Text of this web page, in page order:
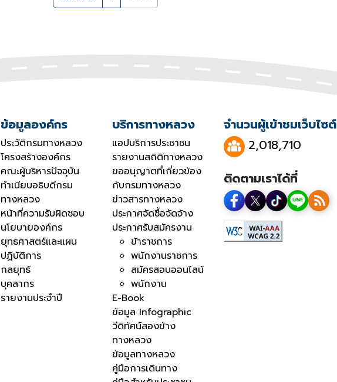
ข้อมูลองค์กร
ประวัติกรมทางหลวง
โครงสร้างองค์กร
คณะผู้บริหารปัจจุบัน
ทำเนียบอธิบดีกรม
ทางหลวง
หน้าที่ความรับผิดชอบ
นโยบายองค์กร
ยุทธศาสตร์และแผน
ปฏิบัติการ
กลยุทธ์
บุคลากร
รายงานประจำปี
บริการทางหลวง
แอปบริการประชาชน
รายงานสถิติทางหลวง
ขออนุญาตที่เกี่ยวข้อง
กับกรมทางหลวง
ข่าวสารทางหลวง
ประกาศจัดซื้อจัดจ้าง
ประกาศรับสมัครงาน
ข้าราชการ
พนักงานราชการ
สมัครสอบออนไลน์
พนักงาน
E-Book
ข้อมูล Infographic
วีดิทัศน์สองข้าง
ทางหลวง
ข้อมูลทางหลวง
คู่มือการเดินทาง
จำนวนผู้เข้าชมเว็บไซต์
2,018,710
ติดตามเราได้ที่